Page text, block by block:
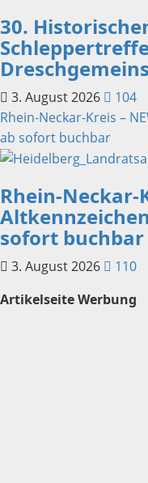
30.
3. August 2026
104
Rhein-Neckar-Kreis –
ab sofort buchbar
Rhein-Neckar-
sofort buchbar
3. August 2026
110
Artikelseite Werbung